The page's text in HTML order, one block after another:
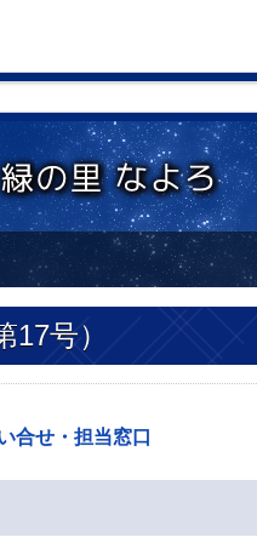
号）
合せ・担当窓口